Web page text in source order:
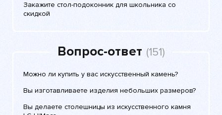
Закажите стол-подоконник для школьника со
скидкой
Вопрос-ответ (151)
Можно ли купить у вас искусственный камень?
Вы изготавливаете изделия небольших размеров?
Вы делаете столешницы из искусственного камня